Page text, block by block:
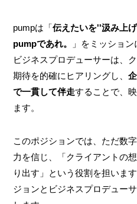
pumpは「伝えたいを''汲み上
pumpであれ。
」をミッショ
ビジネスプロデューサーは、
期待を的確にヒアリングし、
で一貫して伴走することで、
ます。
このポジションでは、ただ数
力を信じ、「クライアントの
り出す」という役割を担いま
ジョンとビジネスプロデュー